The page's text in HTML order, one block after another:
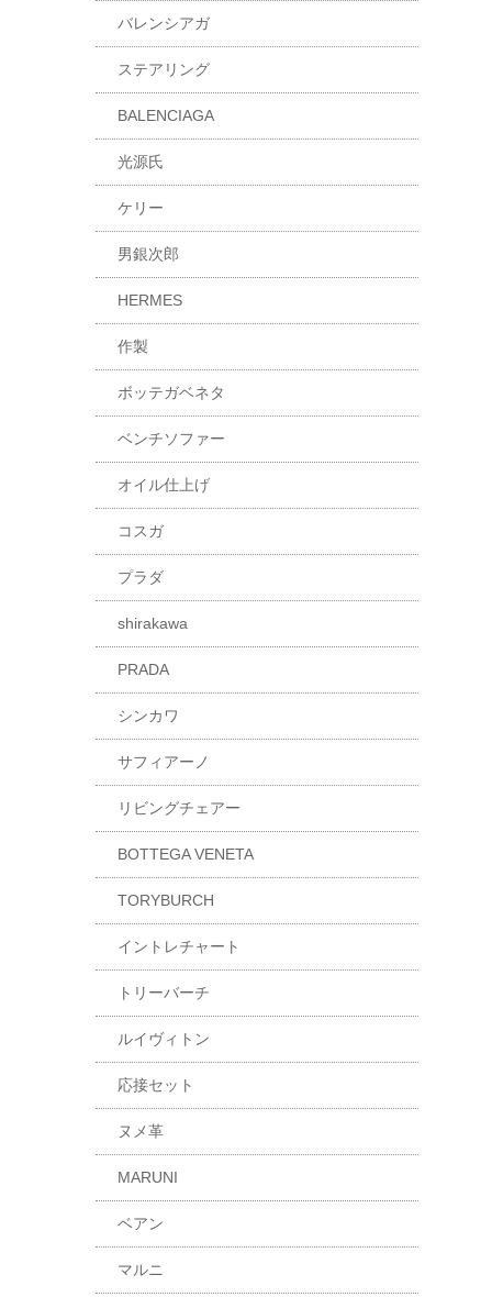
バレンシアガ
ステアリング
BALENCIAGA
光源氏
ケリー
男銀次郎
HERMES
作製
ボッテガベネタ
ベンチソファー
オイル仕上げ
コスガ
プラダ
shirakawa
PRADA
シンカワ
サフィアーノ
リビングチェアー
BOTTEGA VENETA
TORYBURCH
イントレチャート
トリーバーチ
ルイヴィトン
応接セット
ヌメ革
MARUNI
ベアン
マルニ